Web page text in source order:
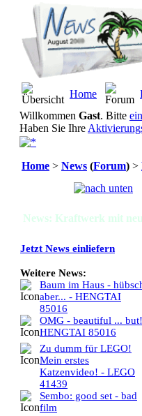
Home
Willkommen Gast. Bitte
Haben Sie Ihre
Home > News (Forum) >
News: Kraftwerk mit
Jetzt News einliefern
Weitere News:
Baum im Haus -
aber... - HENGTAI
85016
OMG - beautiful ...
HENGTAI 85016
Zu dumm für LEGO!
Mein erstes
Katzenvideo! - LEGO
41439
Sembo: good set - bad
film